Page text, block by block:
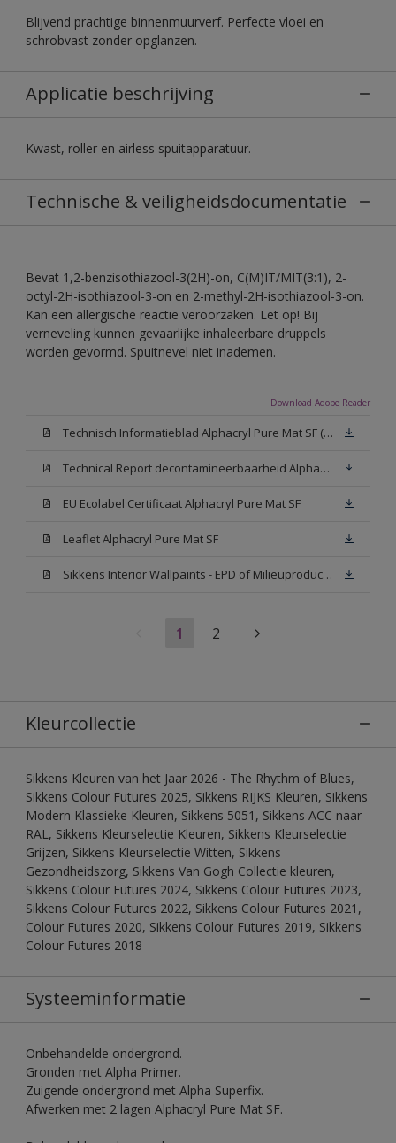
Blijvend prachtige binnenmuurverf. Perfecte vloei en
schrobvast zonder opglanzen.
Applicatie beschrijving
Kwast, roller en airless spuitapparatuur.
Technische & veiligheidsdocumentatie
Bevat 1,2-benzisothiazool-3(2H)-on, C(M)IT/MIT(3:1), 2-
octyl-2H-isothiazool-3-on en 2-methyl-2H-isothiazool-3-on.
Kan een allergische reactie veroorzaken. Let op! Bij
verneveling kunnen gevaarlijke inhaleerbare druppels
worden gevormd. Spuitnevel niet inademen.
Download Adobe Reader
Technisch Informatieblad Alphacryl Pure Mat SF (New Livery) (PDF)
Technical Report decontamineerbaarheid Alphacryl Pure Mat SF
EU Ecolabel Certificaat Alphacryl Pure Mat SF
Leaflet Alphacryl Pure Mat SF
Sikkens Interior Wallpaints - EPD of Milieuproductverklaring
1 2
Kleurcollectie
Sikkens Kleuren van het Jaar 2026 - The Rhythm of Blues,
Sikkens Colour Futures 2025, Sikkens RIJKS Kleuren, Sikkens
Modern Klassieke Kleuren, Sikkens 5051, Sikkens ACC naar
RAL, Sikkens Kleurselectie Kleuren, Sikkens Kleurselectie
Grijzen, Sikkens Kleurselectie Witten, Sikkens
Gezondheidszorg, Sikkens Van Gogh Collectie kleuren,
Sikkens Colour Futures 2024, Sikkens Colour Futures 2023,
Sikkens Colour Futures 2022, Sikkens Colour Futures 2021,
Colour Futures 2020, Sikkens Colour Futures 2019, Sikkens
Colour Futures 2018
Systeeminformatie
Onbehandelde ondergrond.
Gronden met Alpha Primer.
Zuigende ondergrond met Alpha Superfix.
Afwerken met 2 lagen Alphacryl Pure Mat SF.